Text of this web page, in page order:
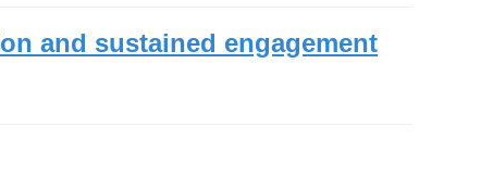
and sustained engagement